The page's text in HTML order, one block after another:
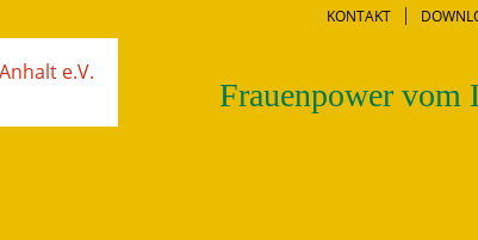
KONTAKT
Frauenpower vom